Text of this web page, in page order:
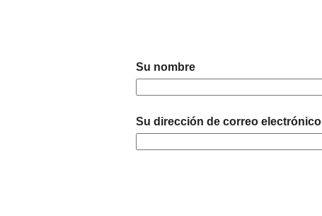
Su nombre
Su dirección de correo electrónico